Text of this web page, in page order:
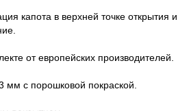
капота в верхней точке открытия и
от европейских производителей.
мм с порошковой покраской.